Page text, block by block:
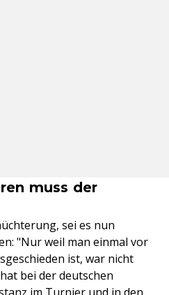
muss der
sei es nun
"Nur weil man einmal vor
ist, war nicht
bei der deutschen